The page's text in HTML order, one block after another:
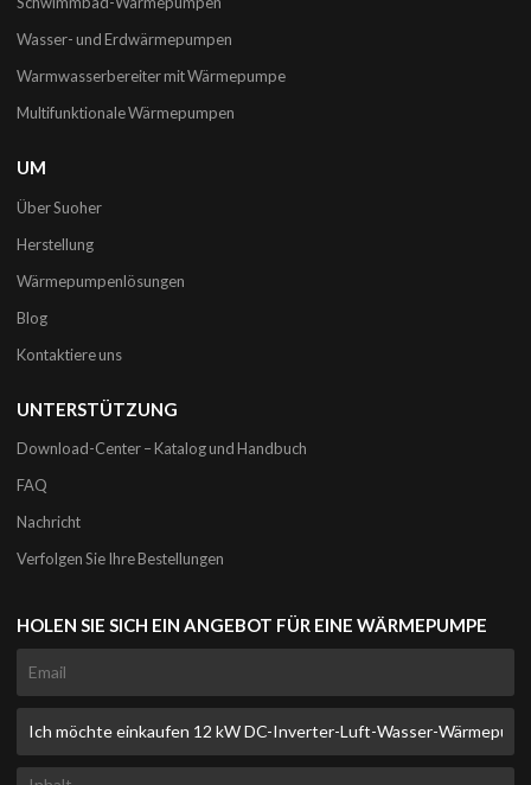
Wasser- und Erdwärmepumpen
Warmwasserbereiter mit Wärmepumpe
Multifunktionale Wärmepumpen
UM
Über Suoher
Herstellung
Wärmepumpenlösungen
Blog
Kontaktiere uns
UNTERSTÜTZUNG
Download-Center – Katalog und Handbuch
FAQ
Nachricht
Verfolgen Sie Ihre Bestellungen
HOLEN SIE SICH EIN ANGEBOT FÜR EINE WÄRMEPUMPE